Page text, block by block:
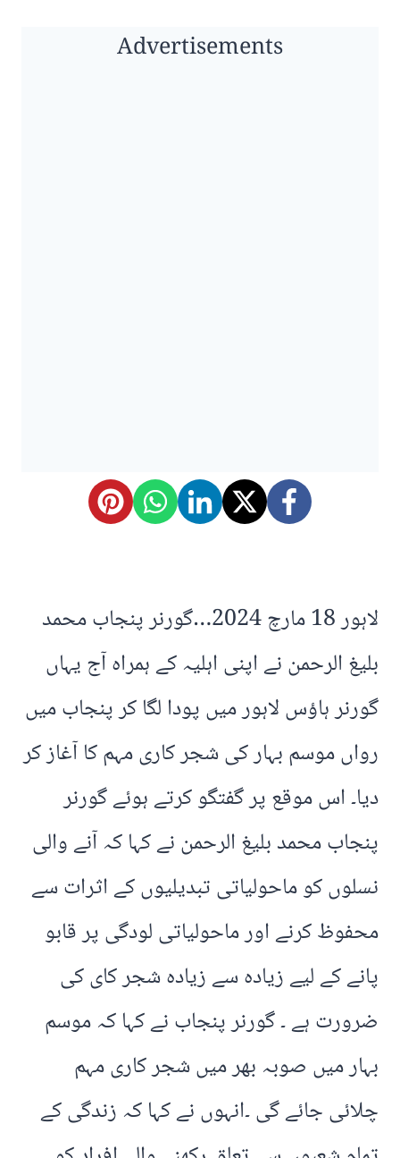
Advertisements
لاہور 18 مارچ 2024…گورنر پنجاب محمد
بلیغ الرحمن نے اپنی اہلیہ کے ہمراہ آج یہاں
گورنر ہاؤس لاہور میں پودا لگا کر پنجاب میں
رواں موسم بہار کی شجر کاری مہم کا آغاز کر
دیا۔ اس موقع پر گفتگو کرتے ہوئے گورنر
پنجاب محمد بلیغ الرحمن نے کہا کہ آنے والی
نسلوں کو ماحولیاتی تبدیلیوں کے اثرات سے
محفوظ کرنے اور ماحولیاتی لودگی پر قابو
پانے کے لیے زیادہ سے زیادہ شجر کای کی
ضرورت ہے ۔ گورنر پنجاب نے کہا کہ موسم
بہار میں صوبہ بھر میں شجر کاری مہم
چلائی جائے گی ۔انہوں نے کہا کہ زندگی کے